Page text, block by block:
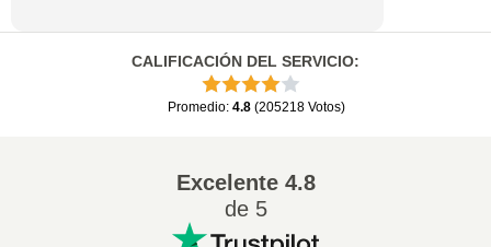
CALIFICACIÓN DEL SERVICIO:
Promedio: 4.8 (205218 Votos)
Excelente4.8
de 5